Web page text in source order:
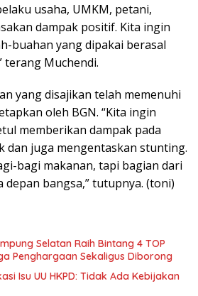
usaha, UMKM, petani,
dampak positif. Kita ingin
buahan yang dipakai berasal
terang Muchendi.
yang disajikan telah memenuhi
oleh BGN. “Kita ingin
memberikan dampak pada
dan juga mengentaskan stunting.
bagi makanan, tapi bagian dari
depan bangsa,” tutupnya. (toni)
Selatan Raih Bintang 4 TOP
Penghargaan Sekaligus Diborong
Isu UU HKPD: Tidak Ada Kebijakan